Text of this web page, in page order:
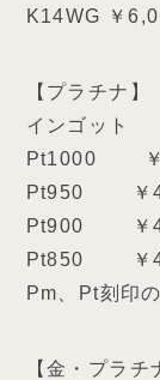
K14WG ￥
【プラチナ】
インゴッ
Pt1000 ￥
Pt950 ￥
Pt900 ￥
Pt850 ￥
Pm、Pt刻印
【金・プラチ